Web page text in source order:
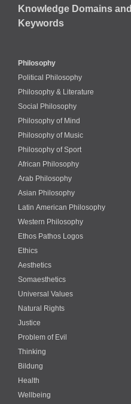
Knowledge Domains and
Keywords
Philosophy
Political Philosophy
Philosophy & Literature
Social Philosophy
Philosophy of Mind
Philosophy of Music
Philosophy of Sport
African Philosophy
Arab Philosophy
Asian Philosophy
Latin American Philosophy
Western Philosophy
Ethos Pathos Logos
Ethics
Aesthetics
Somaesthetics
Universal Values
Natural Rights
Justice
Problem of Evil
Thinking
Bildung
Health
Wellbeing